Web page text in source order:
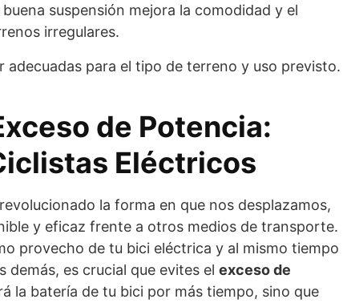
buena suspensión mejora la comodidad y el
irregulares.
adecuadas para el tipo de terreno y uso previsto.
de Potencia:
Eléctricos
la forma en que nos desplazamos,
y eficaz frente a otros medios de transporte.
provecho de tu bici eléctrica y al mismo tiempo
demás, es crucial que evites el exceso de
la batería de tu bici por más tiempo, sino que